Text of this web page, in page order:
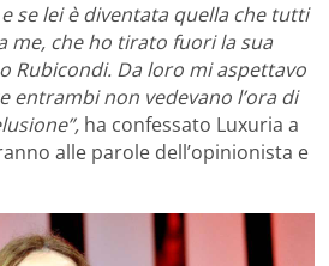
se lei è diventata quella che tutti
me, che ho tirato fuori la sua
Rubicondi. Da loro mi aspettavo
entrambi non vedevano l’ora di
ha confessato Luxuria a
alle parole dell’opinionista e